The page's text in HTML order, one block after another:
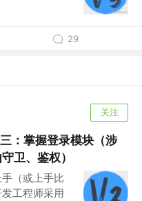
29
关注
：掌握登录模块（涉
卫、鉴权）
（或上手比
工程师采用